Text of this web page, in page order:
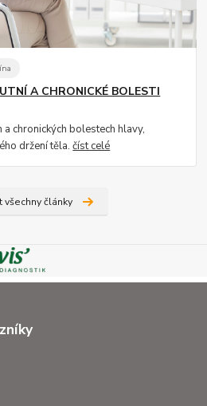
A CHRONICKÉ BOLESTI
chronických bolestech hlavy,
držení těla.číst celé
všechny články